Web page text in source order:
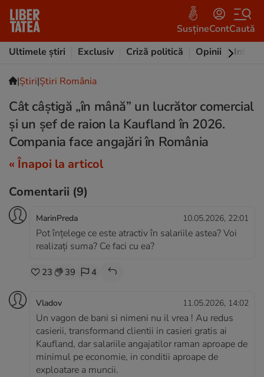
SusțineContCaută
Ultimele știri
Exclusiv Criză politică Opinii
|Ştiri|Știri România
Cât câștigă „în mână” un lucrător comercial
și un șef de raion la Kaufland în 2026.
Compania face angajări în România
« Înapoi la articol
Comentarii (9)
MarinPreda 10.05.2026, 22:01
Pot înțelege ce este atractiv în salariile astea? Voi
realizați suma? Ce faci cu ea?
23 39 4
Vladov 11.05.2026, 14:02
Un vagon de bani si nimeni nu il vrea ! Au redus
casierii, transformand clientii in casieri gratis ai
Kaufland, dar salariile angajatilor raman aproape de
minimul pe economie, in conditii aproape de
exploatare a muncii.